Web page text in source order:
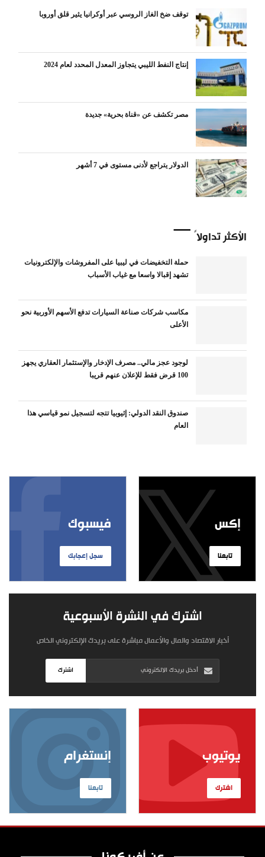
توقف ضخ الغاز الروسي عبر أوكرانيا يثير قلق أوروبا
إنتاج النفط الليبي يتجاوز المعدل المحدد لعام 2024
مصر تكشف عن «قناة بحرية» جديدة
الدولار يتراجع لأدنى مستوى في 7 أشهر
الأكثر تداولاً
حملة التخفيضات في ليبيا على المفروشات والإلكترونيات
تشهد إقبالا واسعا مع غياب الأسباب
مكاسب شركات صناعة السيارات تدفع الأسهم الأوربية نحو
الأعلى
لوجود عجز مالي.. مصرف الإدخار والإستثمار العقاري يجهز
100 قرض فقط للإعلان عنهم قريبا
صندوق النقد الدولي: إثيوبيا تتجه لتسجيل نمو قياسي هذا
العام
فيسبوك
سجل إعجابك
إكس
تابعنا
اشترك في النشرة الأسبوعية
أخبار الاقتصاد والمال والأعمال مباشرة على بريدك الإلكتروني الخاص
اشترك
إنستغرام
تابعنا
يوتيوب
اشترك